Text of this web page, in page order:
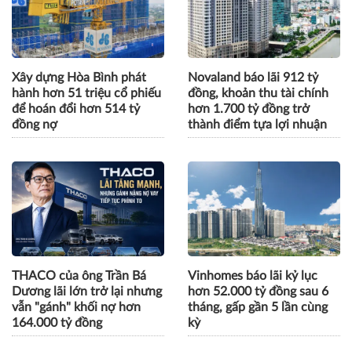
Xây dựng Hòa Bình phát
hành hơn 51 triệu cổ phiếu
để hoán đổi hơn 514 tỷ
đồng nợ
Novaland báo lãi 912 tỷ
đồng, khoản thu tài chính
hơn 1.700 tỷ đồng trở
thành điểm tựa lợi nhuận
THACO của ông Trần Bá
Dương lãi lớn trở lại nhưng
vẫn "gánh" khối nợ hơn
164.000 tỷ đồng
Vinhomes báo lãi kỷ lục
hơn 52.000 tỷ đồng sau 6
tháng, gấp gần 5 lần cùng
kỳ